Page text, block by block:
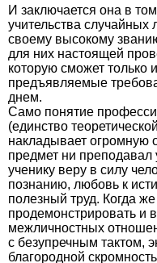
И заключается она в
учительства
своему высокому
для них настоящей
которую сможет
предъявляемые
днем.
Само понятие
(единство
накладывает огромную
предмет ни преподавал
ученику веру в силу
познанию, любовь к
полезный труд. Когда
продемонстрировать и
межличностных
с безупречным тактом,
благородной